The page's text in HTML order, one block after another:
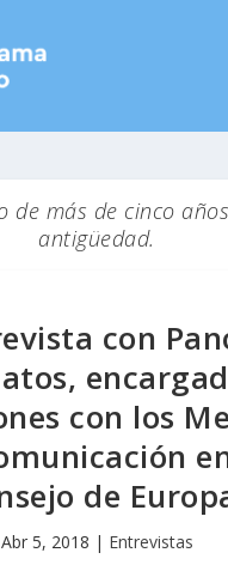
de más de cinco
antigüedad.
con
con los
de
Abr 5, 2018 | Entrevistas